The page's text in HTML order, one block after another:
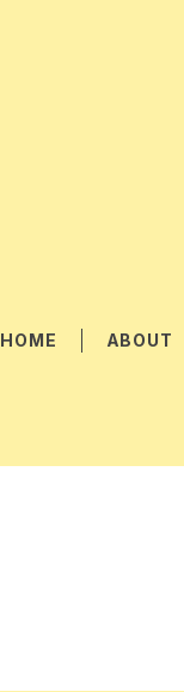
HOME ABOUT